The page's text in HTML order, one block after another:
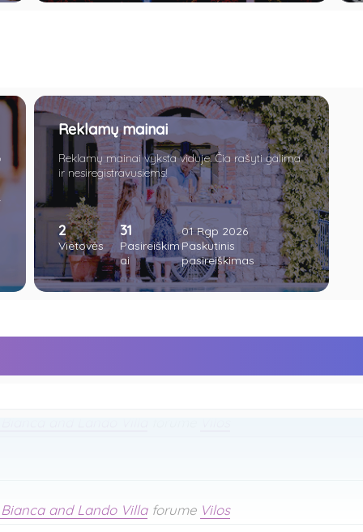
Reklamų mainai
Reklamų mainai vyksta viduje. Čia rašyti galima
ir nesiregistravusiems!
2
Vietovės
31
Pasireiškim
ai
01 Rgp 2026
Paskutinis
pasireiškimas
ir Leclerc vilaforumeVilos
Bianca and Lando VillaforumeVilos
ir Leclerc vilaforumeVilos
Bianca and Lando Villaforume Vilos